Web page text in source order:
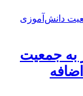
نفر به جمعیت